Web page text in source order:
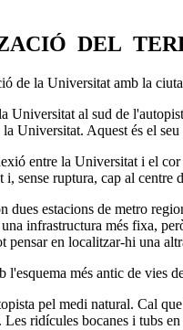
DEL
de la Universitat amb la
al sud de
Universitat. Aquest és el
entre la Universitat i el cor
sense ruptura, cap al centre
dues estacions de metro
infrastructura més fixa,
pensar en localitzar-hi una
l'esquema més antic de vies
pel medi natural. Cal que
ridícules bocanes i tubs